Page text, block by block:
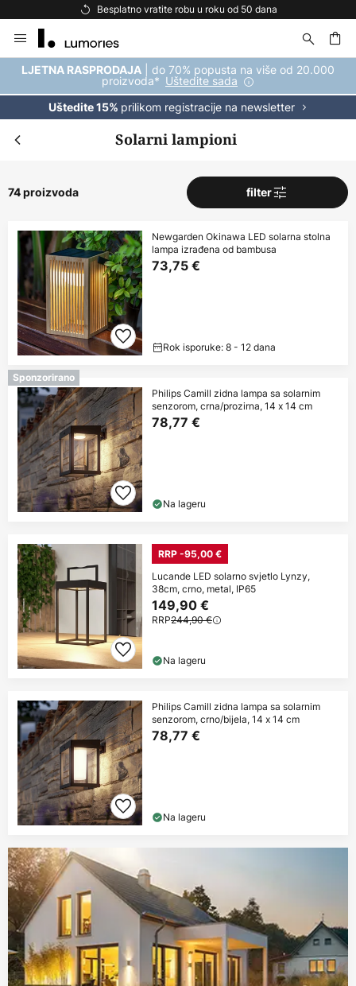
Besplatno vratite robu u roku od 50 dana
to
Content
LJETNA RASPRODAJA | do 70% popusta na više od 20.000
proizvoda* Uštedite sada
Uštedite 15% prilikom registracije na newsletter
Solarni lampioni
74 proizvoda filter
Newgarden Okinawa LED solarna stolna
lampa izrađena od bambusa
73,75 €
Rok isporuke: 8 - 12 dana
Sponzorirano
Philips Camill zidna lampa sa solarnim
senzorom, crna/prozirna, 14 x 14 cm
78,77 €
Na lageru
RRP -95,00 €
Lucande LED solarno svjetlo Lynzy,
38cm, crno, metal, IP65
149,90 €
RRP244,90 €
Na lageru
Philips Camill zidna lampa sa solarnim
senzorom, crno/bijela, 14 x 14 cm
78,77 €
Na lageru